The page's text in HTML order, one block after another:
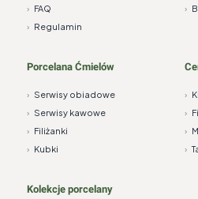
› FAQ
› Regulamin
›
Porcelana Ćmielów
› Serwisy obiadowe
› Serwisy kawowe
› Filiżanki
› Kubki
›
›
›
›
Kolekcje porcelany